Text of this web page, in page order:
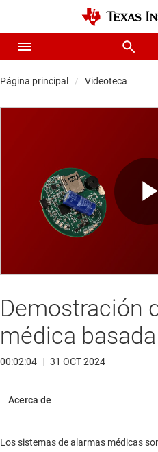
Página principal Videoteca
Demostración
médica
00:02:04 | 31 OCT 2024
Los sistemas de alarmas médicas